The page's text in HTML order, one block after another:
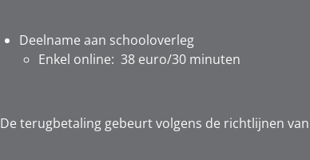
Deelname aan schooloverleg
Enkel online: 38 euro/30 minuten
De terugbetaling gebeurt volgens de richtlijnen van